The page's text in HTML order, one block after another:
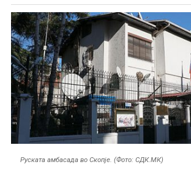
Руската амбасада во Скопје. (Фото: СДК.МК)